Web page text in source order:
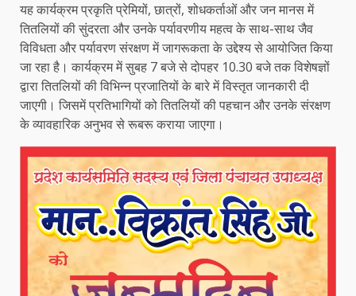
यह कार्यक्रम प्रकृति प्रेमियों, छात्रों, शोधकर्ताओं और जन मानस में
तितलियों की सुंदरता और उनके पर्यावरणीय महत्व के साथ-साथ जैव
विविधता और पर्यावरण संरक्षण में जागरूकता के उद्देश्य से आयोजित किया
जा रहा है। कार्यक्रम में सुबह 7 बजे से दोपहर 10.30 बजे तक विशेषज्ञों
द्वारा तितलियों की विभिन्न प्रजातियों के बारे में विस्तृत जानकारी दी
जाएगी। जिसमें प्रतिभागियों को तितलियों की पहचान और उनके संरक्षण
के व्यावहारिक अनुभव से रूबरू कराया जाएगा।